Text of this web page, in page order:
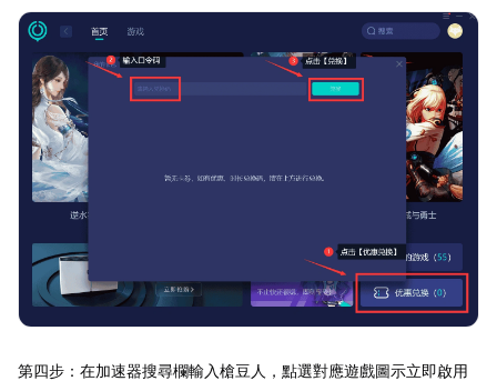
第四步：在加速器搜尋欄輸入槍豆人，點選對應遊戲圖示立即啟用